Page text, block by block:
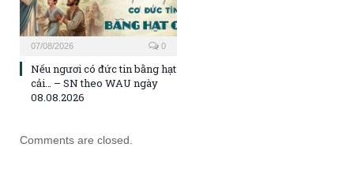
07/08/2026 0
Nếu ngươi có đức tin bằng hạt
cải… – SN theo WAU ngày
08.08.2026
Comments are closed.